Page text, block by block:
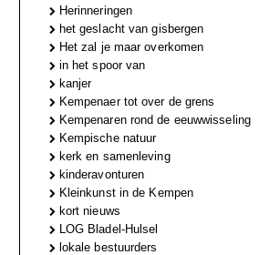
Herinneringen
het geslacht van gisbergen
Het zal je maar overkomen
in het spoor van
kanjer
Kempenaer tot over de grens
Kempenaren rond de eeuwwisseling
Kempische natuur
kerk en samenleving
kinderavonturen
Kleinkunst in de Kempen
kort nieuws
LOG Bladel-Hulsel
lokale bestuurders